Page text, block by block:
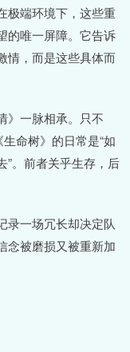
极端环境下，这些重
的唯一屏障。它告诉
情，而是这些具体而
》一脉相承。只不
命树》的日常是“如
”。前者关乎生存，后
录一场冗长却决定队
念被磨损又被重新加